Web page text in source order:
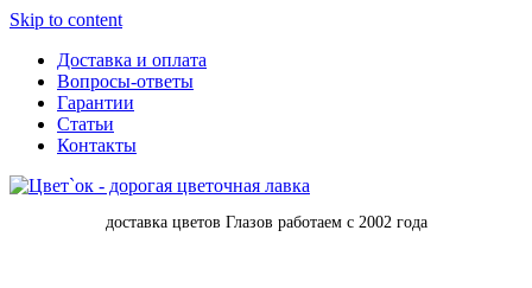
Skip to content
Доставка и оплата
Вопросы-ответы
Гарантии
Статьи
Контакты
доставка цветов Глазов работаем с 2002 года